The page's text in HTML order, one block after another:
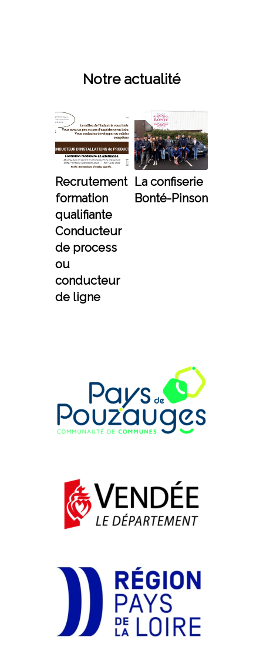
Notre actualité
Recrutement
formation
qualifiante
Conducteur
de process
ou
conducteur
de ligne
La confiserie
Bonté-Pinson